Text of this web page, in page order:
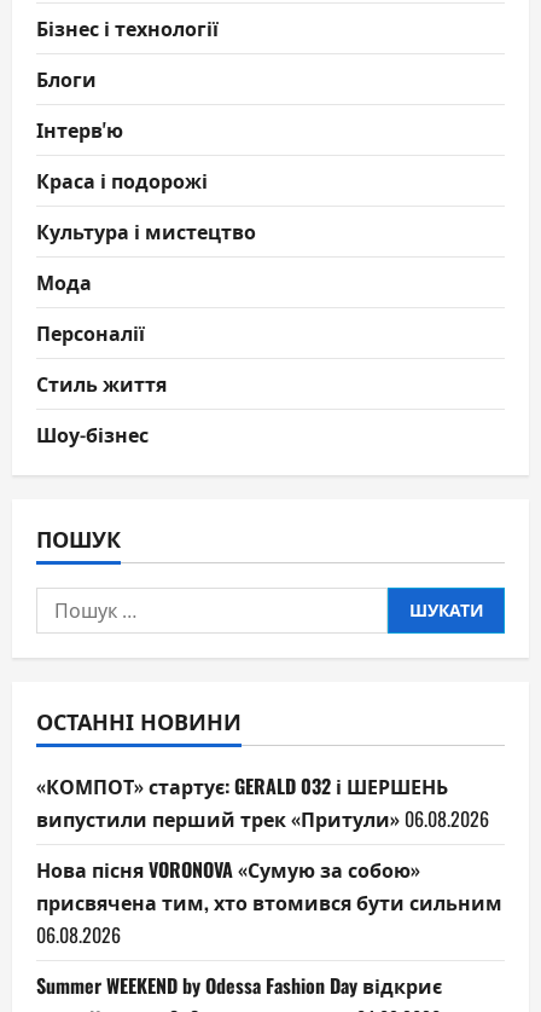
Бізнес і технології
Блоги
Інтерв'ю
Краса і подорожі
Культура і мистецтво
Мода
Персоналії
Стиль життя
Шоу-бізнес
ПОШУК
Пошук:
ОСТАННІ НОВИНИ
«КОМПОТ» стартує: GERALD 032 і ШЕРШЕНЬ
випустили перший трек «Притули» 06.08.2026
Нова пісня VORONOVA «Сумую за собою»
присвячена тим, хто втомився бути сильним
06.08.2026
Summer WEEKEND by Odessa Fashion Day відкриє